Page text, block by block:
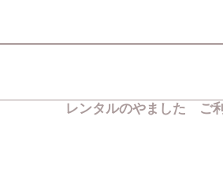
レンタルのやました ご